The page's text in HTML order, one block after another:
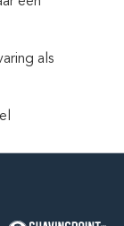
als